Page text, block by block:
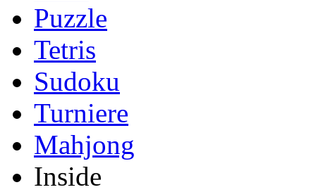
Puzzle
Tetris
Sudoku
Turniere
Mahjong
Inside